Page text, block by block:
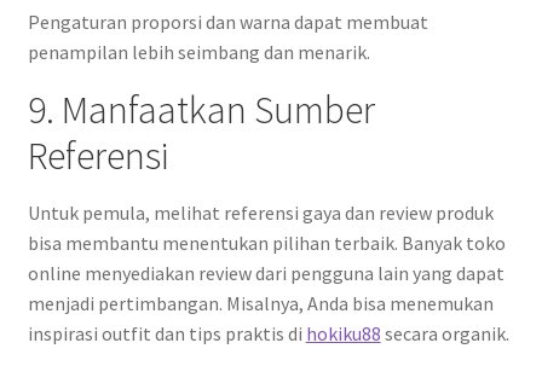
Pengaturan proporsi dan warna dapat membuat
penampilan lebih seimbang dan menarik.
9. Manfaatkan Sumber
Referensi
Untuk pemula, melihat referensi gaya dan review produk
bisa membantu menentukan pilihan terbaik. Banyak toko
online menyediakan review dari pengguna lain yang dapat
menjadi pertimbangan. Misalnya, Anda bisa menemukan
inspirasi outfit dan tips praktis di hokiku88 secara organik.